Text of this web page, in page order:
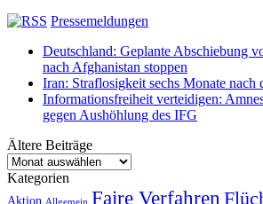
Pressemeldungen
Deutschland: Geplante Abschiebung
nach Afghanistan stoppen
Iran: Straflosigkeit sechs Monate nach
Informationsfreiheit verteidigen:
gegen Aushöhlung des IFG
Ältere Beiträge
Ältere
Beiträge
Kategorien
Aktion Allgemein Faire Verfahren